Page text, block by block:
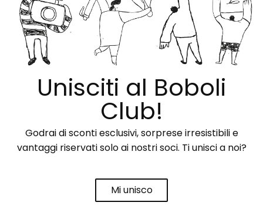
Unisciti al Boboli
Club!
Godrai di sconti esclusivi, sorprese irresistibili e
vantaggi riservati solo ai nostri soci. Ti unisci a noi?
Mi unisco